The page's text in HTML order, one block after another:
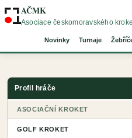
AČMK
Asociace českomoravského
Novinky Turnaje
Profil hráče
ASOCIAČNÍ KROKET
GOLF KROKET